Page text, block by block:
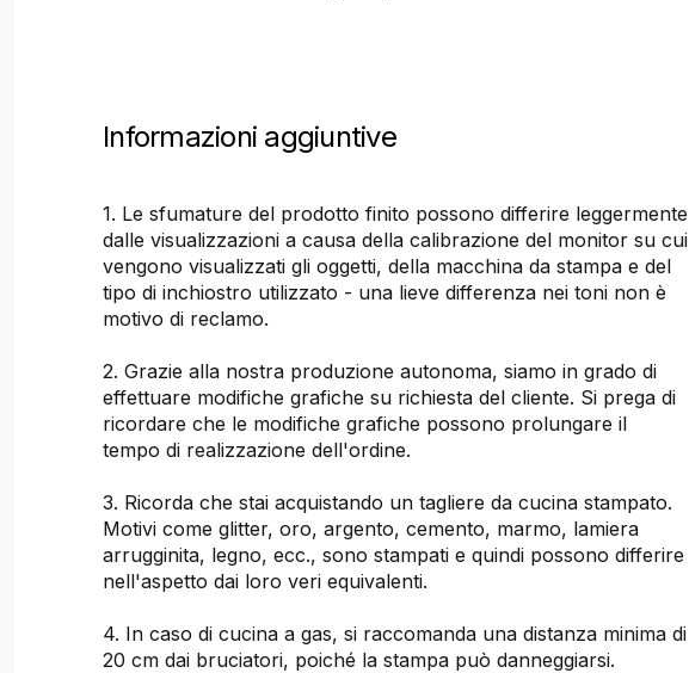
Informazioni aggiuntive
1. Le sfumature del prodotto finito possono differire leggermente
dalle visualizzazioni a causa della calibrazione del monitor su cui
vengono visualizzati gli oggetti, della macchina da stampa e del
tipo di inchiostro utilizzato - una lieve differenza nei toni non è
motivo di reclamo.
2. Grazie alla nostra produzione autonoma, siamo in grado di
effettuare modifiche grafiche su richiesta del cliente. Si prega di
ricordare che le modifiche grafiche possono prolungare il
tempo di realizzazione dell'ordine.
3. Ricorda che stai acquistando un tagliere da cucina stampato.
Motivi come glitter, oro, argento, cemento, marmo, lamiera
arrugginita, legno, ecc., sono stampati e quindi possono differire
nell'aspetto dai loro veri equivalenti.
4. In caso di cucina a gas, si raccomanda una distanza minima di
20 cm dai bruciatori, poiché la stampa può danneggiarsi.